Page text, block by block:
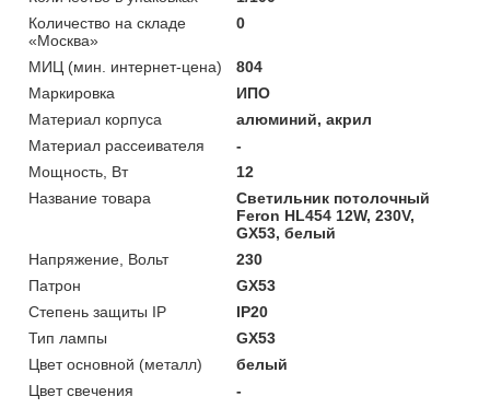
Количество на складе
«Москва»
0
МИЦ (мин. интернет-цена)
804
Маркировка
ИПО
Материал корпуса
алюминий, акрил
Материал рассеивателя
-
Мощность, Вт
12
Название товара
Светильник потолочный
Feron HL454 12W, 230V,
GX53, белый
Напряжение, Вольт
230
Патрон
GX53
Степень защиты IP
IP20
Тип лампы
GX53
Цвет основной (металл)
белый
Цвет свечения
-